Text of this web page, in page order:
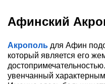
Афинский
Акропольдля Афин
который является его
увенчанный